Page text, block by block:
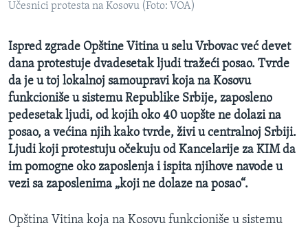
Učesnici protesta na Kosovu (Foto: VOA)
Ispred zgrade Opštine Vitina u selu Vrbovac već devet
dana protestuje dvadesetak ljudi tražeći posao. Tvrde
da je u toj lokalnoj samoupravi koja na Kosovu
funkcioniše u sistemu Republike Srbije, zaposleno
pedesetak ljudi, od kojih oko 40 uopšte ne dolazi na
posao, a većina njih kako tvrde, živi u centralnoj Srbiji.
Ljudi koji protestuju očekuju od Kancelarije za KIM da
im pomogne oko zaposlenja i ispita njihove navode u
vezi sa zaposlenima „koji ne dolaze na posao“.
Opština Vitina koja na Kosovu funkcioniše u sistemu